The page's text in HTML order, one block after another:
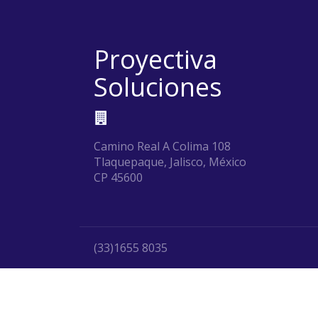
Proyectiva
Soluciones
Camino Real A Colima 108
Tlaquepaque, Jalisco, México
CP 45600
(33)1655 8035